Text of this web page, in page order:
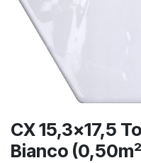
CX 15,3x17,5
Bianco